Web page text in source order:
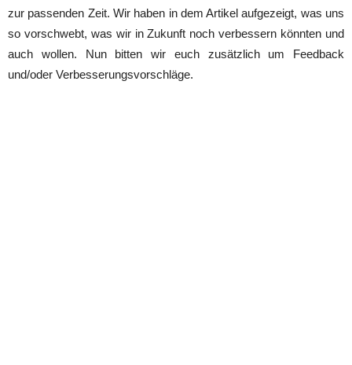
zur passenden Zeit. Wir haben in dem Artikel aufgezeigt, was uns
so vorschwebt, was wir in Zukunft noch verbessern könnten und
auch wollen. Nun bitten wir euch zusätzlich um Feedback
und/oder Verbesserungsvorschläge.